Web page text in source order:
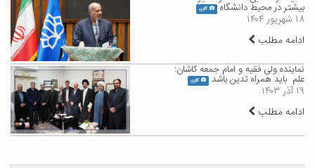
بیشتر در محیط دانشگاه گالری
۱۸ شهریور ۱۴۰۴
ادامه مطلب
نماینده ولی فقیه و امام جمعه کاشان:
علم باید همراه تدین باشد گالری
۱۹ آذر ۱۴۰۳
ادامه مطلب